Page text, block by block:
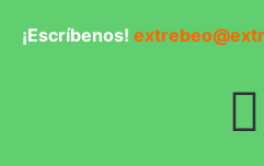
¡Escríbenos!